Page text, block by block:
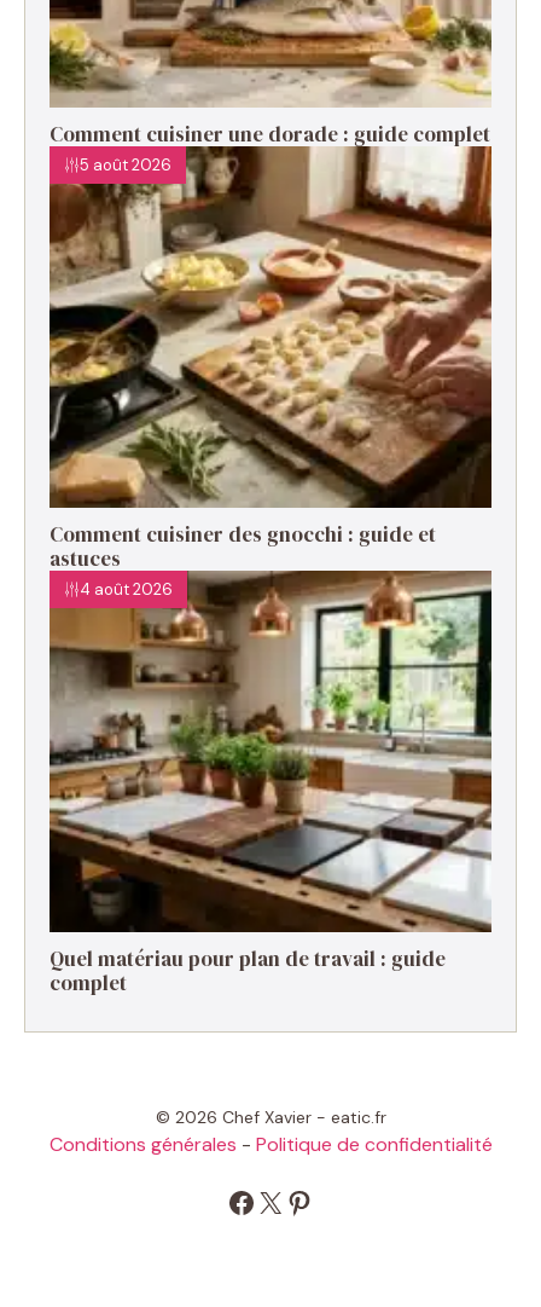
Comment cuisiner une dorade : guide complet
5 août 2026
Comment cuisiner des gnocchi : guide et
astuces
4 août 2026
Quel matériau pour plan de travail : guide
complet
© 2026 Chef Xavier - eatic.fr
Conditions générales - Politique de confidentialité
Facebook
X Pinterest